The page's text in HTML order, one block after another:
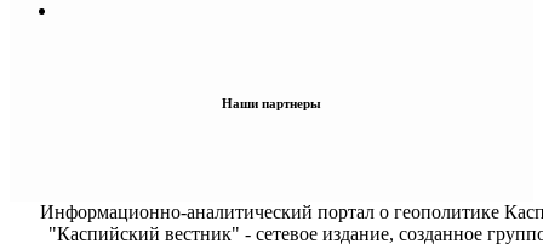
Наши партнеры
Информационно-аналитический портал о геополитике
"Каспийский вестник" - сетевое издание, созданное